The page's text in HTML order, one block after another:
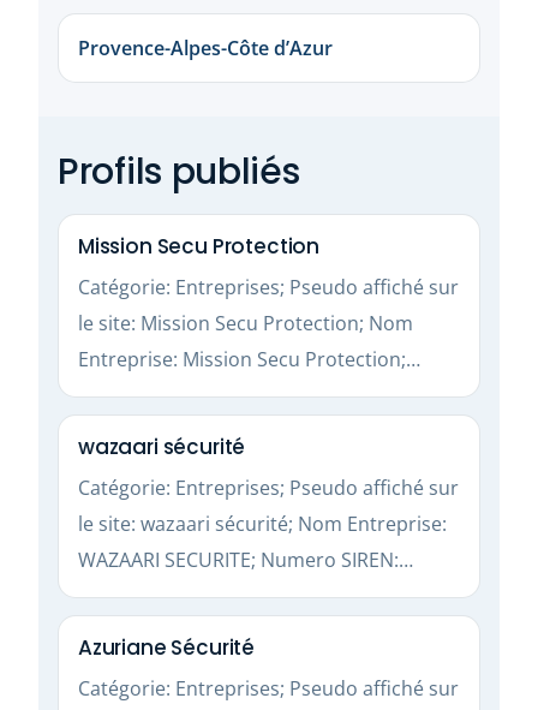
Provence-Alpes-Côte d’Azur
Profils publiés
Mission Secu Protection
Catégorie: Entreprises; Pseudo affiché sur
le site: Mission Secu Protection; Nom
Entreprise: Mission Secu Protection;…
wazaari sécurité
Catégorie: Entreprises; Pseudo affiché sur
le site: wazaari sécurité; Nom Entreprise:
WAZAARI SECURITE; Numero SIREN:…
Azuriane Sécurité
Catégorie: Entreprises; Pseudo affiché sur